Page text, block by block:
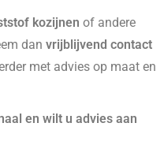
kozijnen of andere
dan vrijblijvend contact
met advies op maat en
en wilt u advies aan